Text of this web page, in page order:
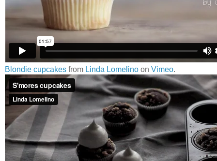
Blondie cupcakes from Linda Lomelino on Vimeo.